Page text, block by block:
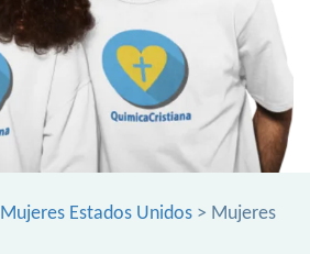
Mujeres Estados Unidos > Mujeres